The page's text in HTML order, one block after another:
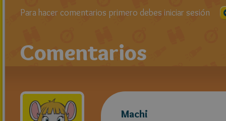
Para hacer comentarios primero debes iniciar sesión
Comentarios
Machi